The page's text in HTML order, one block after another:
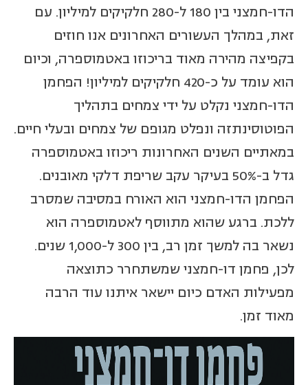
הדו-חמצני בין 180 ל-280 חלקיקים למיליון. עם
זאת, במהלך העשורים האחרונים אנו חוזים
בקפיצה מהירה מאוד בריכוזו באטמוספרה, וכיום
הוא עומד על כ-420 חלקיקים למיליון! הפחמן
הדו-חמצני נקלט על ידי צמחים בתהליך
הפוטוסינתזה ונפלט מגופם של צמחים ובעלי חיים.
במאתיים השנים האחרונות ריכוזו באטמוספרה
גדל ב-50% בעיקר עקב שריפת דלקי מאובנים.
הפחמן הדו-חמצני הוא האורח במסיבה שמסרב
ללכת. ברגע שהוא מתווסף לאטמוספרה הוא
נשאר בה למשך זמן רב, בין 300 ל-1,000 שנים.
לכן, פחמן דו-חמצני שמשתחרר כתוצאה
מפעילות האדם כיום יישאר איתנו עוד הרבה
מאוד זמן.